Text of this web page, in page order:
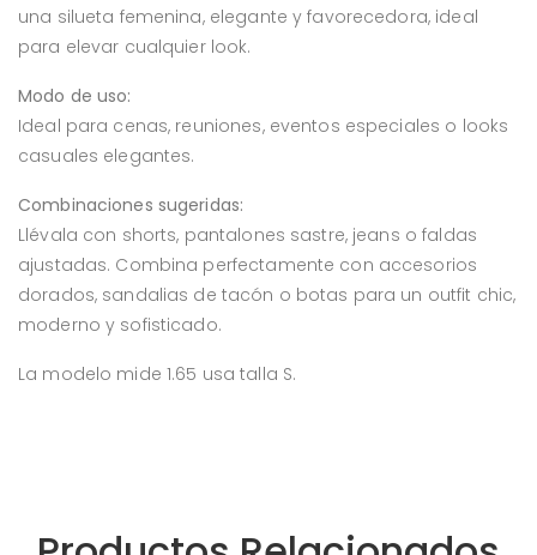
una silueta femenina, elegante y favorecedora, ideal
para elevar cualquier look.
Modo de uso:
Ideal para cenas, reuniones, eventos especiales o looks
casuales elegantes.
Combinaciones sugeridas:
Llévala con shorts, pantalones sastre, jeans o faldas
ajustadas. Combina perfectamente con accesorios
dorados, sandalias de tacón o botas para un outfit chic,
moderno y sofisticado.
La modelo mide 1.65 usa talla S.